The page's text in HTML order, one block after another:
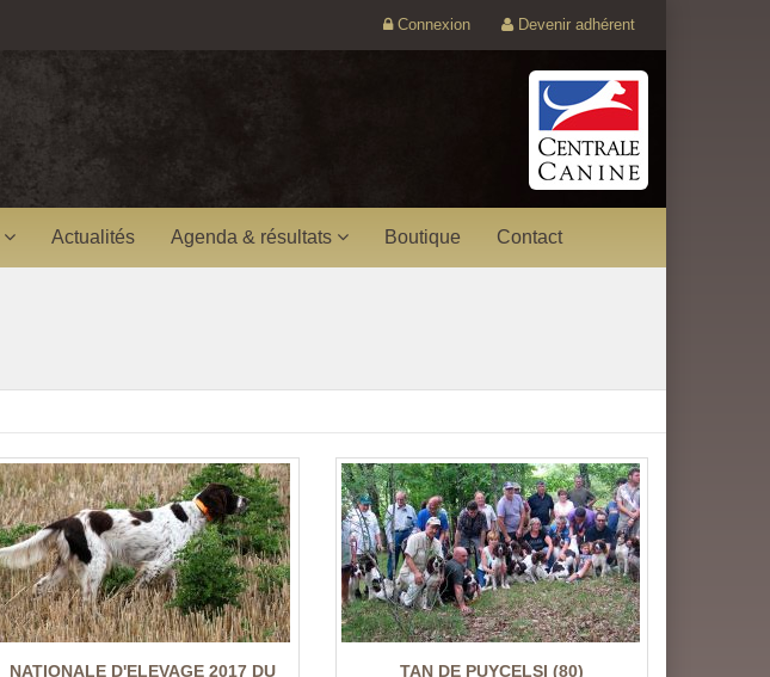
Connexion Devenir adhérent
Actualités Agenda & résultats Boutique Contact
NATIONALE D'ELEVAGE 2017 DU
TAN DE PUYCELSI (80)